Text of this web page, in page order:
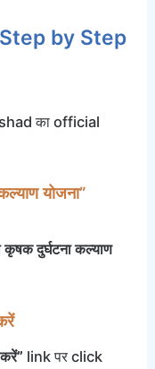
by Step
का official
योजना”
कृषक दुर्घटना कल्याण
link पर click